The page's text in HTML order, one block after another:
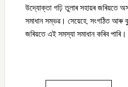
উদ্যোক্তা গঢ়ি তুলাৰ সহায়ৰ জৰিয়তে
সমাধান সম্ভৱ। সেয়েহে, সংগঠিত আৰু
জৰিয়তে এই সমস্যা সমাধান কৰিব পাৰি।